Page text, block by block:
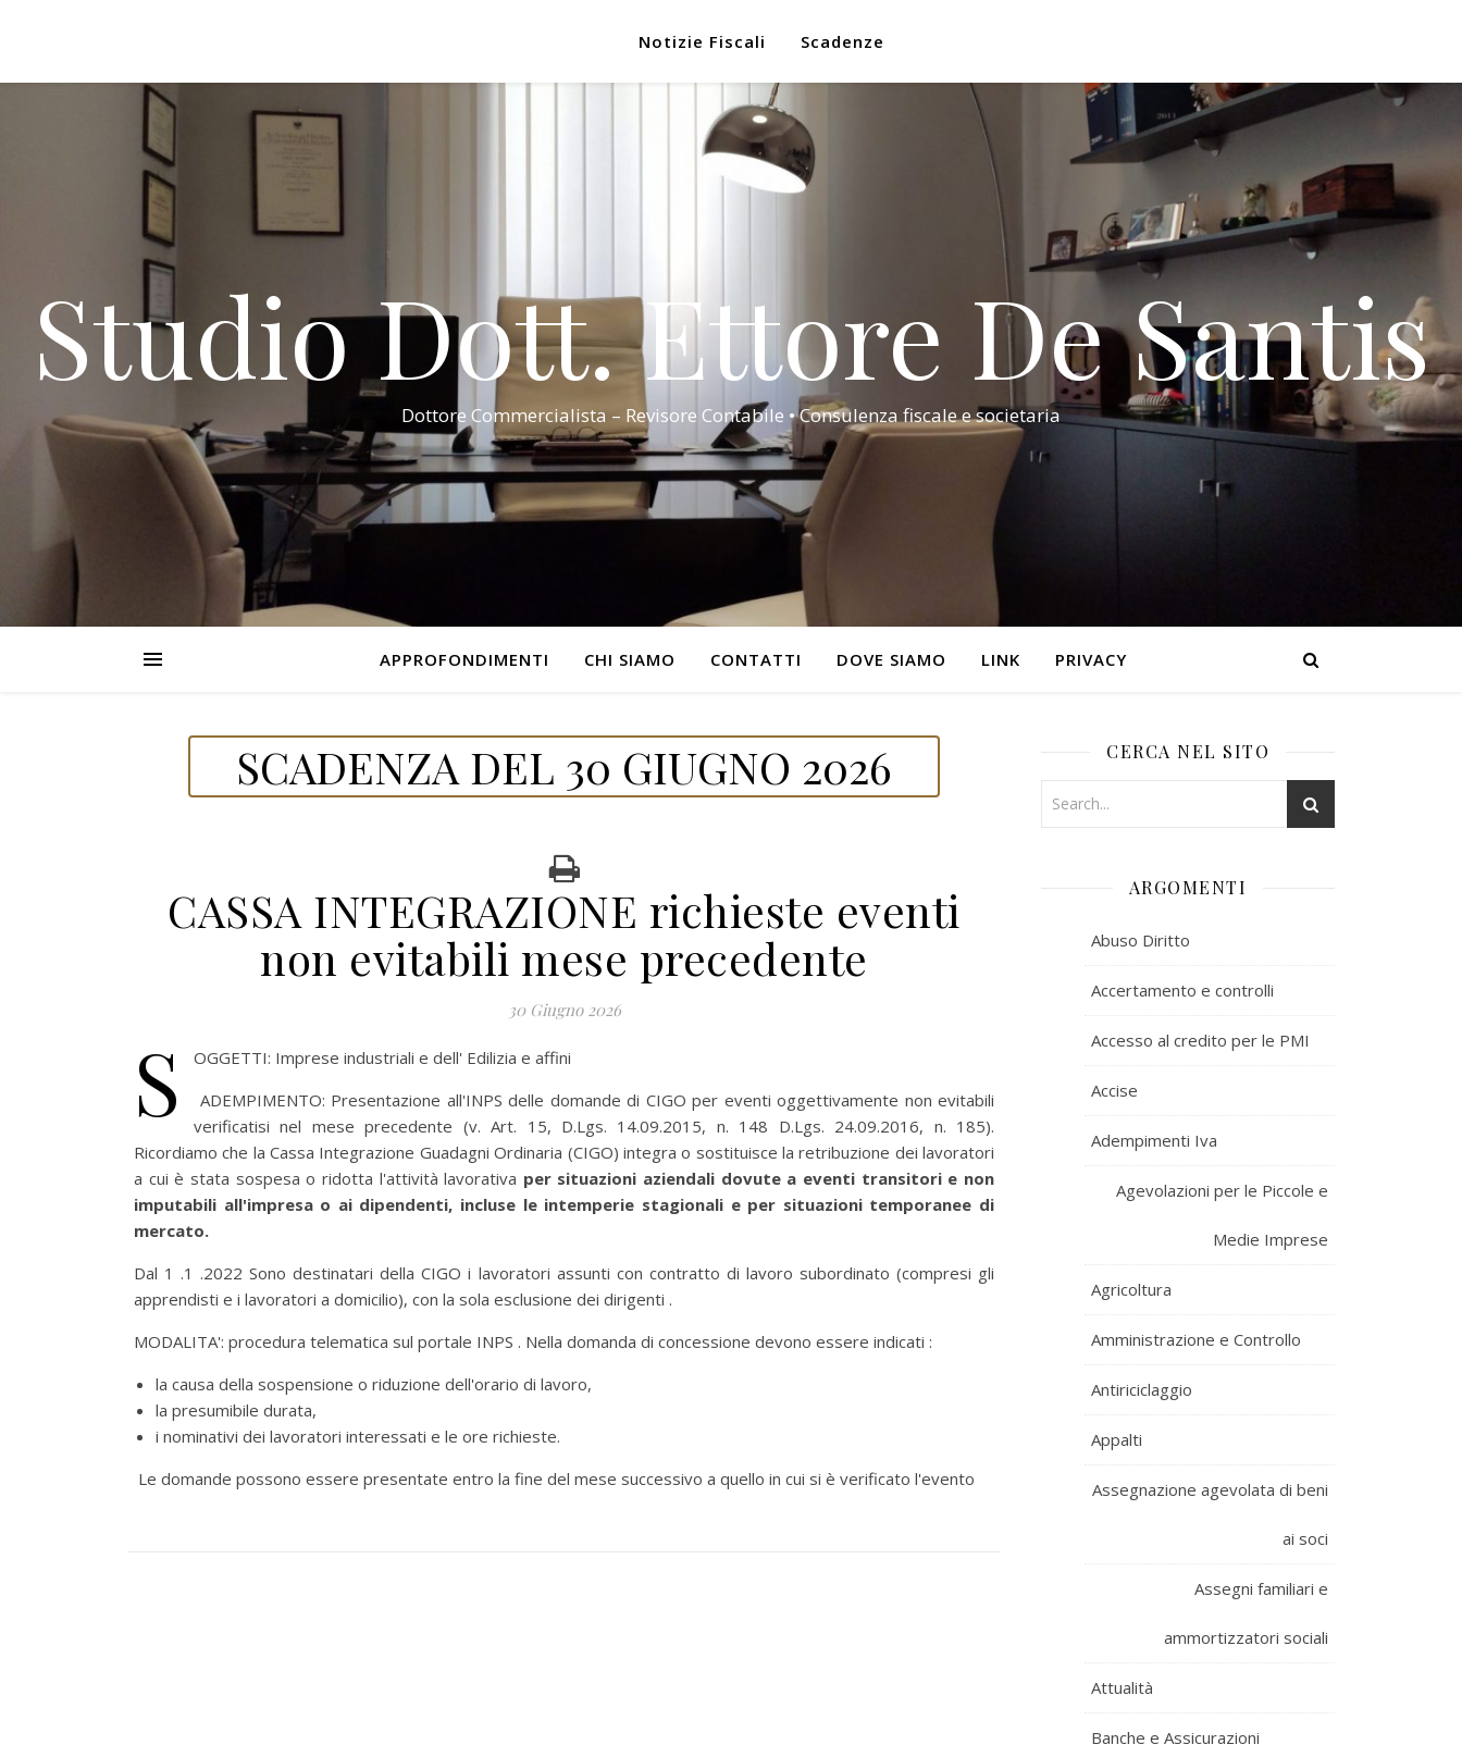
Notizie Fiscali Scadenze
Studio Dott. Ettore De Santis
Dottore Commercialista – Revisore Contabile • Consulenza fiscale e societaria
APPROFONDIMENTI CHI SIAMO CONTATTI DOVE SIAMO LINK PRIVACY
SCADENZA DEL 30 GIUGNO 2026
CASSA INTEGRAZIONE richieste eventi
non evitabili mese precedente
30 Giugno 2026
S
OGGETTI: Imprese industriali e dell' Edilizia e affini
ADEMPIMENTO: Presentazione all'INPS delle domande di CIGO per eventi oggettivamente non evitabili
verificatisi nel mese precedente (v. Art. 15, D.Lgs. 14.09.2015, n. 148 D.Lgs. 24.09.2016, n. 185).
Ricordiamo che la Cassa Integrazione Guadagni Ordinaria (CIGO) integra o sostituisce la retribuzione dei lavoratori
a cui è stata sospesa o ridotta l'attività lavorativa per situazioni aziendali dovute a eventi transitori e non
imputabili all'impresa o ai dipendenti, incluse le intemperie stagionali e per situazioni temporanee di
mercato.
Dal 1 .1 .2022 Sono destinatari della CIGO i lavoratori assunti con contratto di lavoro subordinato (compresi gli
apprendisti e i lavoratori a domicilio), con la sola esclusione dei dirigenti .
MODALITA': procedura telematica sul portale INPS . Nella domanda di concessione devono essere indicati :
la causa della sospensione o riduzione dell'orario di lavoro,
la presumibile durata,
i nominativi dei lavoratori interessati e le ore richieste.
Le domande possono essere presentate entro la fine del mese successivo a quello in cui si è verificato l'evento
CERCA NEL SITO
ARGOMENTI
Abuso Diritto
Accertamento e controlli
Accesso al credito per le PMI
Accise
Adempimenti Iva
Agevolazioni per le Piccole e
Medie Imprese
Agricoltura
Amministrazione e Controllo
Antiriciclaggio
Appalti
Assegnazione agevolata di beni
ai soci
Assegni familiari e
ammortizzatori sociali
Attualità
Banche e Assicurazioni